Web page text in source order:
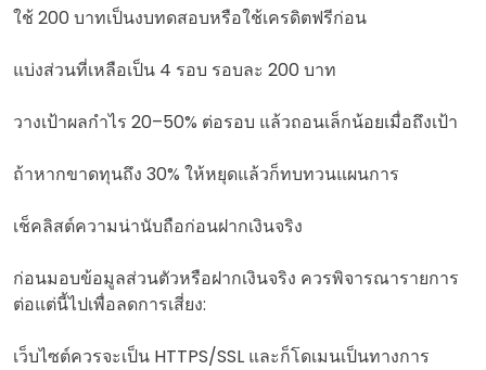
ใช้ 200 บาทเป็นงบทดสอบหรือใช้เครดิตฟรีก่อน
แบ่งส่วนที่เหลือเป็น 4 รอบ รอบละ 200 บาท
วางเป้าผลกำไร 20–50% ต่อรอบ แล้วถอนเล็กน้อยเมื่อถึงเป้า
ถ้าหากขาดทุนถึง 30% ให้หยุดแล้วก็ทบทวนแผนการ
เช็คลิสต์ความน่านับถือก่อนฝากเงินจริง
ก่อนมอบข้อมูลส่วนตัวหรือฝากเงินจริง ควรพิจารณารายการ
ต่อแต่นี้ไปเพื่อลดการเสี่ยง:
เว็บไซต์ควรจะเป็น HTTPS/SSL และก็โดเมนเป็นทางการ